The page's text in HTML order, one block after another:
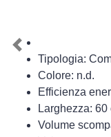
Tipologia:
Colore: n.d.
Efficienza
Larghezza: 60
Volume
Previous